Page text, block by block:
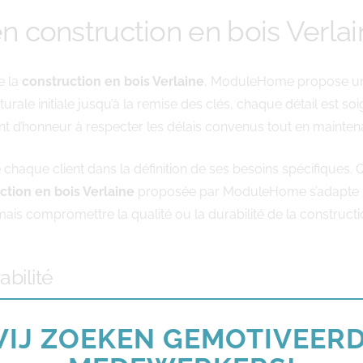
construction en bois
la construction en bois Verlaine , ModuleHome propose
initiale jusqu’à la remise des clés, chaque détail est
d’honneur à respecter les délais convenus tout en
client dans la définition de ses besoins spécifiques.
en bois Verlaine proposée par ModuleHome
compromettre la qualité ou la durabilité de la
par des économies d’énergie substantielles sur le long
ZOEKEN